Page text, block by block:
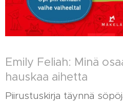
Emily Feliah: Minä
hauskaa aihetta
Piirustuskirja täynnä